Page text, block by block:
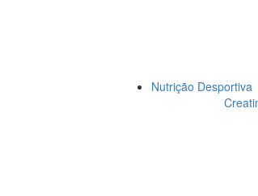
Nutrição Desportiva